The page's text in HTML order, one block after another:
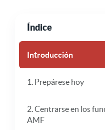
Índice
Introducción
1. Prepárese hoy
2. Centrarse en los
AMF